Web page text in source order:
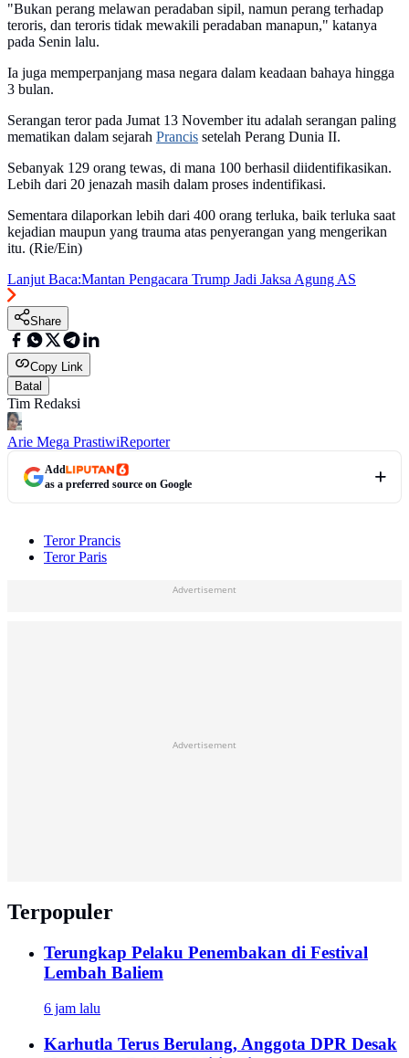
"Bukan perang melawan peradaban sipil, namun perang terhadap
teroris, dan teroris tidak mewakili peradaban manapun," katanya
pada Senin lalu.
Ia juga memperpanjang masa negara dalam keadaan bahaya hingga
3 bulan.
Serangan teror pada Jumat 13 November itu adalah serangan paling
mematikan dalam sejarah Prancis setelah Perang Dunia II.
Sebanyak 129 orang tewas, di mana 100 berhasil diidentifikasikan.
Lebih dari 20 jenazah masih dalam proses indentifikasi.
Sementara dilaporkan lebih dari 400 orang terluka, baik terluka saat
kejadian maupun yang trauma atas penyerangan yang mengerikan
itu. (Rie/Ein)
Lanjut Baca:Mantan Pengacara Trump Jadi Jaksa Agung AS
Share
Copy Link
Batal
Tim Redaksi
Arie Mega PrastiwiReporter
Add
as a preferred source on Google
Teror Prancis
Teror Paris
Advertisement
Advertisement
Terpopuler
Terungkap Pelaku Penembakan di Festival
Lembah Baliem
6 jam lalu
Karhutla Terus Berulang, Anggota DPR Desak